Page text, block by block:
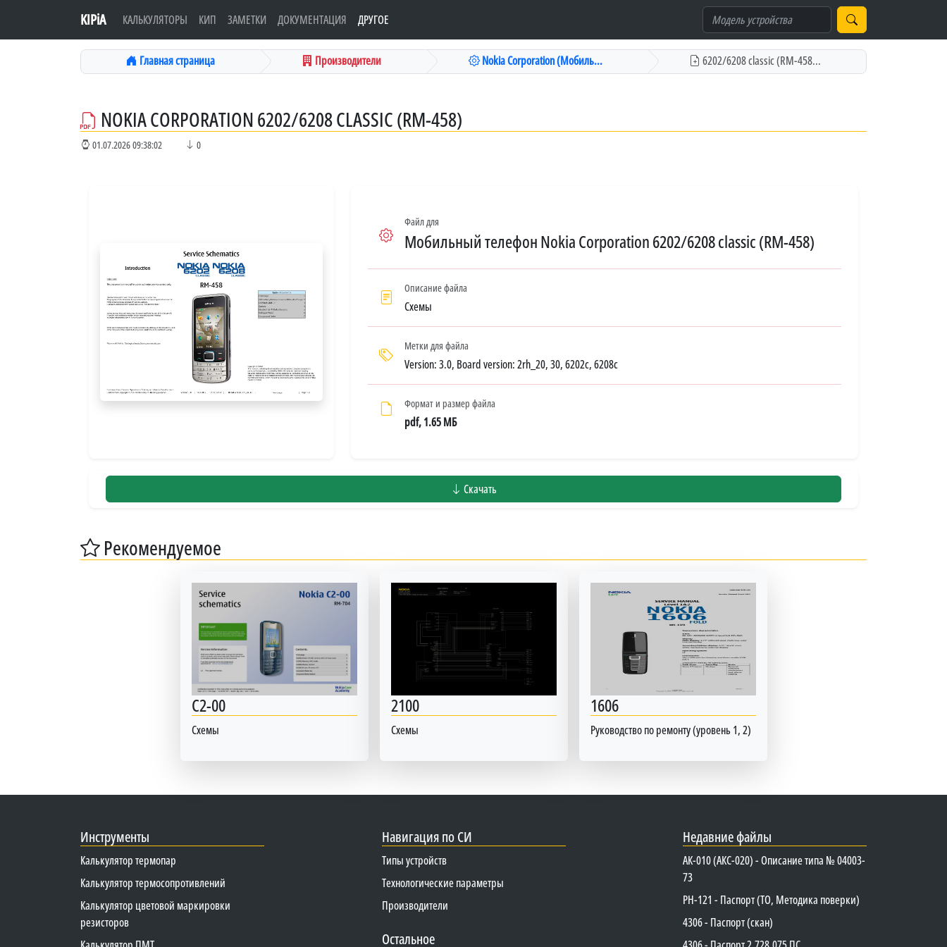
KIPiA КАЛЬКУЛЯТОРЫ КИП ЗАМЕТКИ ДОКУМЕНТАЦИЯ ДРУГОЕ
Главная страница Производители Nokia Corporation (Мобиль... 6202/6208 classic (RM-458...
NOKIA CORPORATION 6202/6208 CLASSIC (RM-458)
01.07.2026 09:38:02 0
Файл для
Мобильный телефон Nokia Corporation 6202/6208 classic (RM-458)
Описание файла
Схемы
Метки для файла
Version: 3.0, Board version: 2rh_20, 30, 6202c, 6208c
Формат и размер файла
pdf, 1.65 МБ
Скачать
Рекомендуемое
C2-00
Схемы
2100
Схемы
1606
Руководство по ремонту (уровень 1, 2)
Инструменты
Калькулятор термопар
Калькулятор термосопротивлений
Калькулятор цветовой маркировки
резисторов
Навигация по СИ
Типы устройств
Технологические параметры
Производители
Остальное
Недавние файлы
АК-010 (АКС-020) - Описание типа № 04003-
73
PH-121 - Паспорт (ТО, Методика поверки)
4306 - Паспорт (скан)